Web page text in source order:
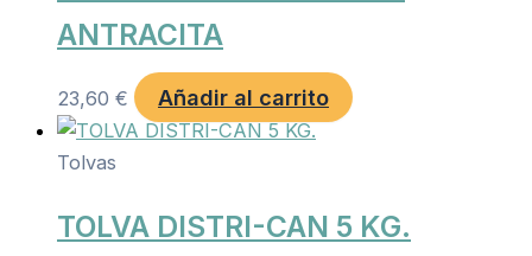
ANTRACITA
23,60 € Añadir al carrito
Tolvas
TOLVA DISTRI-CAN 5 KG.